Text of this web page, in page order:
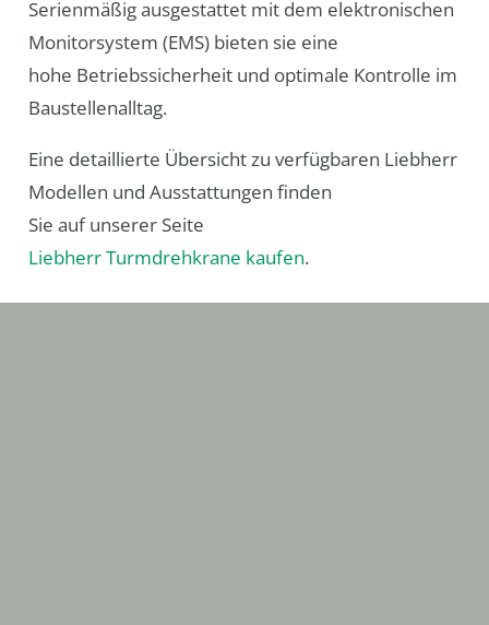
Serienmäßig ausgestattet mit dem elektronischen
Monitorsystem (EMS) bieten sie eine
hohe Betriebssicherheit und optimale Kontrolle im
Baustellenalltag.
Eine detaillierte Übersicht zu verfügbaren Liebherr
Modellen und Ausstattungen finden
Sie auf unserer Seite
Liebherr Turmdrehkrane kaufen.